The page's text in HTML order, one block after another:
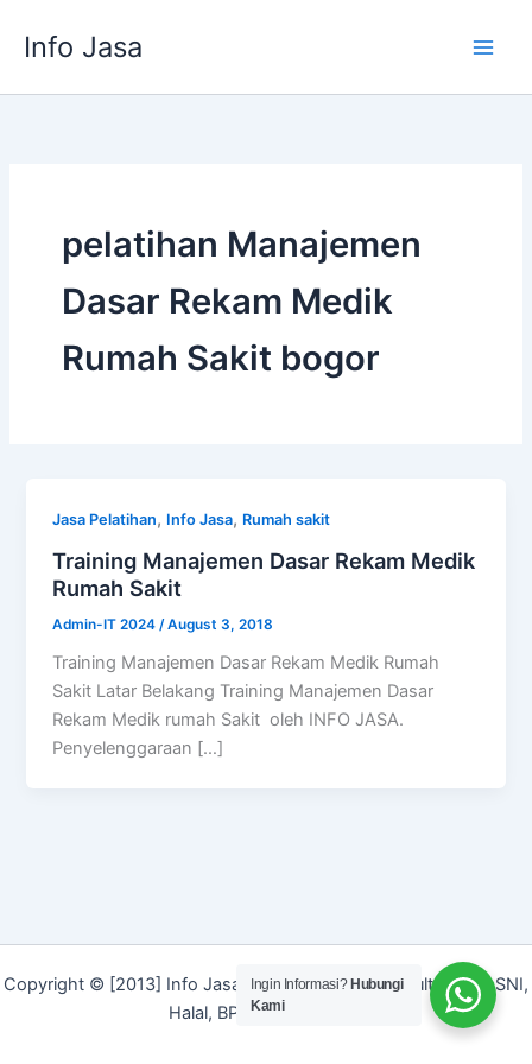
Info Jasa
pelatihan Manajemen
Dasar Rekam Medik
Rumah Sakit bogor
Jasa Pelatihan, Info Jasa, Rumah sakit
Training Manajemen Dasar Rekam Medik
Rumah Sakit
Admin-IT 2024 /August 3, 2018
Training Manajemen Dasar Rekam Medik Rumah
Sakit Latar Belakang Training Manajemen Dasar
Rekam Medik rumah Sakit oleh INFO JASA.
Penyelenggaraan […]
Copyright © [2013] Info Jasa | Layanan Jasa Konsultan ISO, SNI,
Halal, BPOM dan Merek]
Ingin Informasi? Hubungi
Kami